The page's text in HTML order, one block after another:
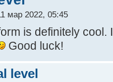
мар 2022, 05:45
is definitely
Good luck!
level